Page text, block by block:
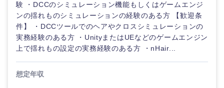
験 ・DCCのシミュレーション機能もしくはゲームエンジ
ンの揺れものシミュレーションの経験のある方 【歓迎条
件】 ・DCCツールでのヘアやクロスシミュレーションの
実務経験のある方 ・UnityまたはUEなどのゲームエンジン
上で揺れもの設定の実務経験のある方 ・nHair...
想定年収